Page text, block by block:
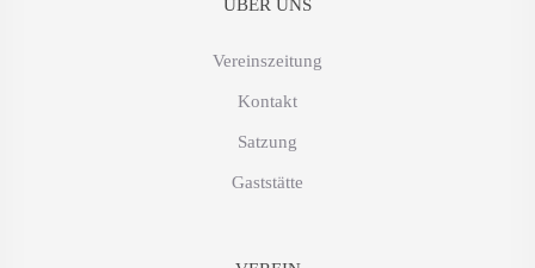
ÜBER UNS
Vereinszeitung
Kontakt
Satzung
Gaststätte